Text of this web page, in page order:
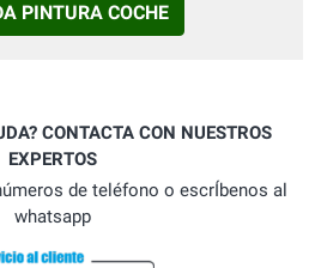
PINTURA COCHE
CONTACTA CON NUESTROS
EXPERTOS
de teléfono o escrÍbenos al
whatsapp